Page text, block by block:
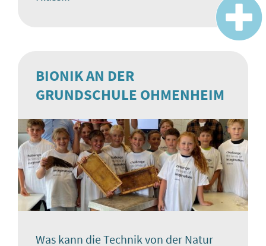
BIONIK AN DER
GRUNDSCHULE OHMENHEIM
Was kann die Technik von der Natur